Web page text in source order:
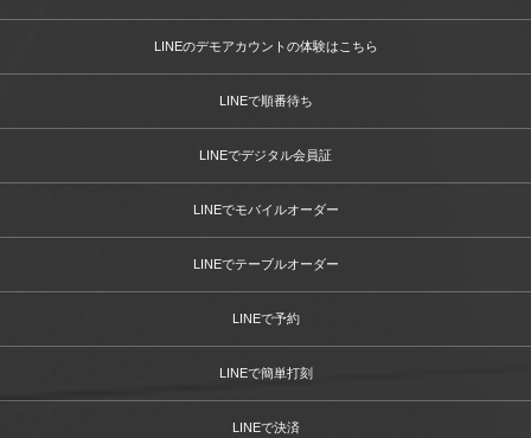
LINEのデモアカウントの体験はこちら
LINEで順番待ち
LINEでデジタル会員証
LINEでモバイルオーダー
LINEでテーブルオーダー
LINEで予約
LINEで簡単打刻
LINEで決済